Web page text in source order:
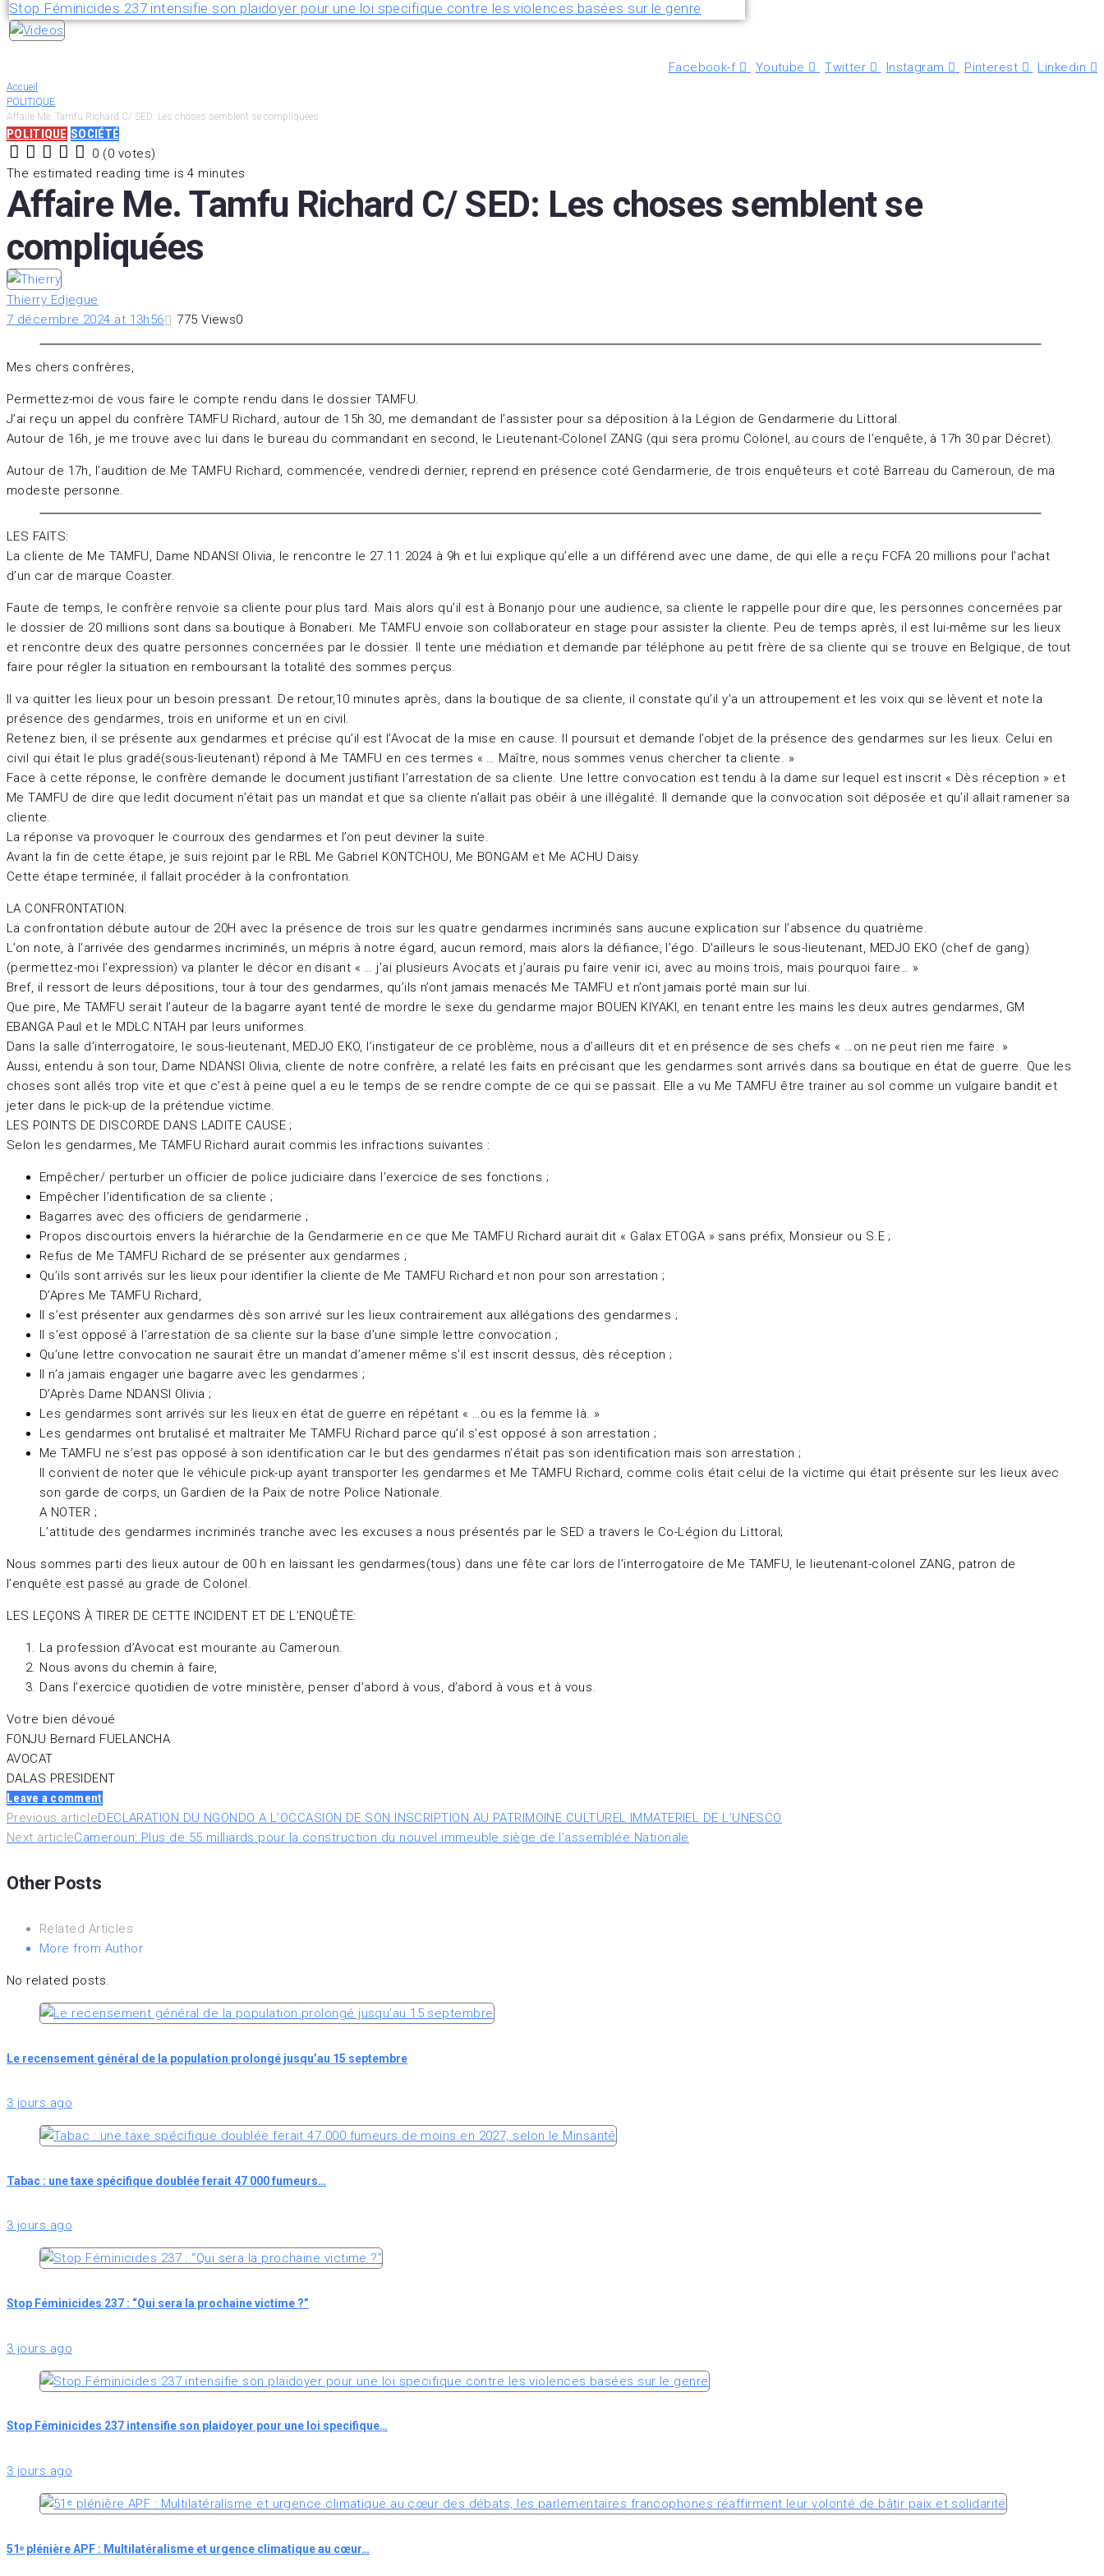
Stop Féminicides 237 intensifie son plaidoyer pour une loi specifique contre les violences basées sur le genre
Facebook-f Youtube Twitter Instagram Pinterest Linkedin
Accueil
POLITIQUE
Affaire Me. Tamfu Richard C/ SED: Les choses semblent se compliquées
POLITIQUE SOCIÉTÉ
5
4
3
2
1
0 (0 votes)
The estimated reading time is 4 minutes
Affaire Me. Tamfu Richard C/ SED: Les choses semblent se
compliquées
Thierry Edjegue
7 décembre 2024 at 13h56
775 Views0
Mes chers confrères,
Permettez-moi de vous faire le compte rendu dans le dossier TAMFU.
J’ai reçu un appel du confrère TAMFU Richard, autour de 15h 30, me demandant de l’assister pour sa déposition à la Légion de Gendarmerie du Littoral.
Autour de 16h, je me trouve avec lui dans le bureau du commandant en second, le Lieutenant-Colonel ZANG (qui sera promu Colonel, au cours de l’enquête, à 17h 30 par Décret).
Autour de 17h, l’audition de Me TAMFU Richard, commencée, vendredi dernier, reprend en présence coté Gendarmerie, de trois enquêteurs et coté Barreau du Cameroun, de ma
modeste personne.
LES FAITS:
La cliente de Me TAMFU, Dame NDANSI Olivia, le rencontre le 27.11.2024 à 9h et lui explique qu’elle a un différend avec une dame, de qui elle a reçu FCFA 20 millions pour l’achat
d’un car de marque Coaster.
Faute de temps, le confrère renvoie sa cliente pour plus tard. Mais alors qu’il est à Bonanjo pour une audience, sa cliente le rappelle pour dire que, les personnes concernées par
le dossier de 20 millions sont dans sa boutique à Bonaberi. Me TAMFU envoie son collaborateur en stage pour assister la cliente. Peu de temps après, il est lui-même sur les lieux
et rencontre deux des quatre personnes concernées par le dossier. Il tente une médiation et demande par téléphone au petit frère de sa cliente qui se trouve en Belgique, de tout
faire pour régler la situation en remboursant la totalité des sommes perçus.
Il va quitter les lieux pour un besoin pressant. De retour,10 minutes après, dans la boutique de sa cliente, il constate qu’il y’a un attroupement et les voix qui se lèvent et note la
présence des gendarmes, trois en uniforme et un en civil.
Retenez bien, il se présente aux gendarmes et précise qu’il est l’Avocat de la mise en cause. Il poursuit et demande l’objet de la présence des gendarmes sur les lieux. Celui en
civil qui était le plus gradé(sous-lieutenant) répond à Me TAMFU en ces termes « … Maître, nous sommes venus chercher ta cliente. »
Face à cette réponse, le confrère demande le document justifiant l’arrestation de sa cliente. Une lettre convocation est tendu à la dame sur lequel est inscrit « Dès réception » et
Me TAMFU de dire que ledit document n’était pas un mandat et que sa cliente n’allait pas obéir à une illégalité. Il demande que la convocation soit déposée et qu’il allait ramener sa
cliente.
La réponse va provoquer le courroux des gendarmes et l’on peut deviner la suite.
Avant la fin de cette étape, je suis rejoint par le RBL Me Gabriel KONTCHOU, Me BONGAM et Me ACHU Daisy.
Cette étape terminée, il fallait procéder à la confrontation.
LA CONFRONTATION:
La confrontation débute autour de 20H avec la présence de trois sur les quatre gendarmes incriminés sans aucune explication sur l’absence du quatrième.
L’on note, à l’arrivée des gendarmes incriminés, un mépris à notre égard, aucun remord, mais alors la défiance, l’égo. D’ailleurs le sous-lieutenant, MEDJO EKO (chef de gang)
(permettez-moi l’expression) va planter le décor en disant « … j’ai plusieurs Avocats et j’aurais pu faire venir ici, avec au moins trois, mais pourquoi faire… »
Bref, il ressort de leurs dépositions, tour à tour des gendarmes, qu’ils n’ont jamais menacés Me TAMFU et n’ont jamais porté main sur lui.
Que pire, Me TAMFU serait l’auteur de la bagarre ayant tenté de mordre le sexe du gendarme major BOUEN KIYAKI, en tenant entre les mains les deux autres gendarmes, GM
EBANGA Paul et le MDLC NTAH par leurs uniformes.
Dans la salle d’interrogatoire, le sous-lieutenant, MEDJO EKO, l’instigateur de ce problème, nous a d’ailleurs dit et en présence de ses chefs « …on ne peut rien me faire. »
Aussi, entendu à son tour, Dame NDANSI Olivia, cliente de notre confrère, a relaté les faits en précisant que les gendarmes sont arrivés dans sa boutique en état de guerre. Que les
choses sont allés trop vite et que c’est à peine quel a eu le temps de se rendre compte de ce qui se passait. Elle a vu Me TAMFU être trainer au sol comme un vulgaire bandit et
jeter dans le pick-up de la prétendue victime.
LES POINTS DE DISCORDE DANS LADITE CAUSE ;
Selon les gendarmes, Me TAMFU Richard aurait commis les infractions suivantes :
Empêcher/ perturber un officier de police judiciaire dans l’exercice de ses fonctions ;
Empêcher l’identification de sa cliente ;
Bagarres avec des officiers de gendarmerie ;
Propos discourtois envers la hiérarchie de la Gendarmerie en ce que Me TAMFU Richard aurait dit « Galax ETOGA » sans préfix, Monsieur ou S.E ;
Refus de Me TAMFU Richard de se présenter aux gendarmes ;
Qu’ils sont arrivés sur les lieux pour identifier la cliente de Me TAMFU Richard et non pour son arrestation ;
D’Apres Me TAMFU Richard,
Il s’est présenter aux gendarmes dès son arrivé sur les lieux contrairement aux allégations des gendarmes ;
Il s’est opposé à l’arrestation de sa cliente sur la base d’une simple lettre convocation ;
Qu’une lettre convocation ne saurait être un mandat d’amener même s’il est inscrit dessus, dès réception ;
Il n’a jamais engager une bagarre avec les gendarmes ;
D’Après Dame NDANSI Olivia ;
Les gendarmes sont arrivés sur les lieux en état de guerre en répétant « …ou es la femme là. »
Les gendarmes ont brutalisé et maltraiter Me TAMFU Richard parce qu’il s’est opposé à son arrestation ;
Me TAMFU ne s’est pas opposé à son identification car le but des gendarmes n’était pas son identification mais son arrestation ;
Il convient de noter que le véhicule pick-up ayant transporter les gendarmes et Me TAMFU Richard, comme colis était celui de la victime qui était présente sur les lieux avec
son garde de corps, un Gardien de la Paix de notre Police Nationale.
A NOTER ;
L’attitude des gendarmes incriminés tranche avec les excuses a nous présentés par le SED a travers le Co-Légion du Littoral;
Nous sommes parti des lieux autour de 00 h en laissant les gendarmes(tous) dans une fête car lors de l’interrogatoire de Me TAMFU, le lieutenant-colonel ZANG, patron de
l’enquête est passé au grade de Colonel.
LES LEÇONS À TIRER DE CETTE INCIDENT ET DE L’ENQUÊTE:
La profession d’Avocat est mourante au Cameroun.
⁠Nous avons du chemin à faire,
⁠Dans l’exercice quotidien de votre ministère, penser d’abord à vous, d’abord à vous et à vous.
Votre bien dévoué
FONJU Bernard FUELANCHA
AVOCAT
DALAS PRESIDENT
Leave a comment
Navigation
l’article
Previous articleDECLARATION DU NGONDO A L’OCCASION DE SON INSCRIPTION AU PATRIMOINE CULTUREL IMMATERIEL DE L’UNESCO
Next articleCameroun: Plus de 55 milliards pour la construction du nouvel immeuble siège de l’assemblée Nationale
Other Posts
Related Articles
More from Author
No related posts.
Le recensement général de la population prolongé jusqu’au 15 septembre
3 jours ago
Tabac : une taxe spécifique doublée ferait 47 000 fumeurs…
3 jours ago
Stop Féminicides 237 : “Qui sera la prochaine victime ?”
3 jours ago
Stop Féminicides 237 intensifie son plaidoyer pour une loi specifique…
3 jours ago
51ᵉ plénière APF : Multilatéralisme et urgence climatique au cœur…